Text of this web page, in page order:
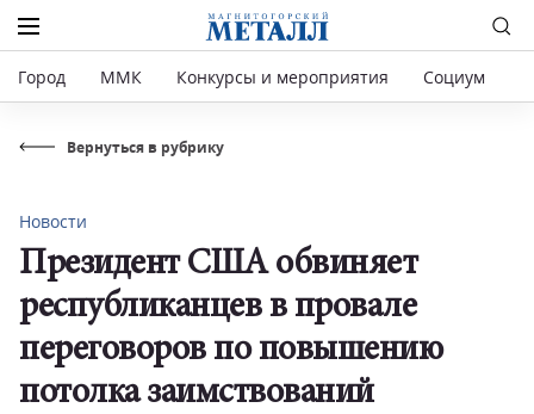
Город ММК Конкурсы и мероприятия Социум
Вернуться в рубрику
Новости
Президент США обвиняет
республиканцев в провале
переговоров по повышению
потолка заимствований